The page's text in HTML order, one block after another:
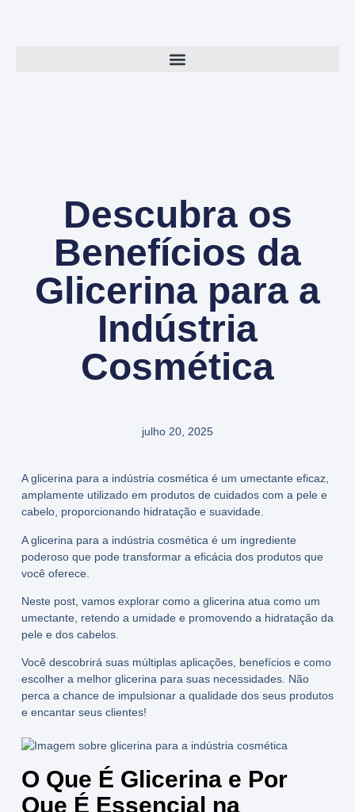
Descubra os
Benefícios da
Glicerina para a
Indústria
Cosmética
julho 20, 2025
A glicerina para a indústria cosmética é um umectante eficaz,
amplamente utilizado em produtos de cuidados com a pele e
cabelo, proporcionando hidratação e suavidade.
A glicerina para a indústria cosmética é um ingrediente
poderoso que pode transformar a eficácia dos produtos que
você oferece.
Neste post, vamos explorar como a glicerina atua como um
umectante, retendo a umidade e promovendo a hidratação da
pele e dos cabelos.
Você descobrirá suas múltiplas aplicações, benefícios e como
escolher a melhor glicerina para suas necessidades. Não
perca a chance de impulsionar a qualidade dos seus produtos
e encantar seus clientes!
O Que É Glicerina e Por
Que É Essencial na